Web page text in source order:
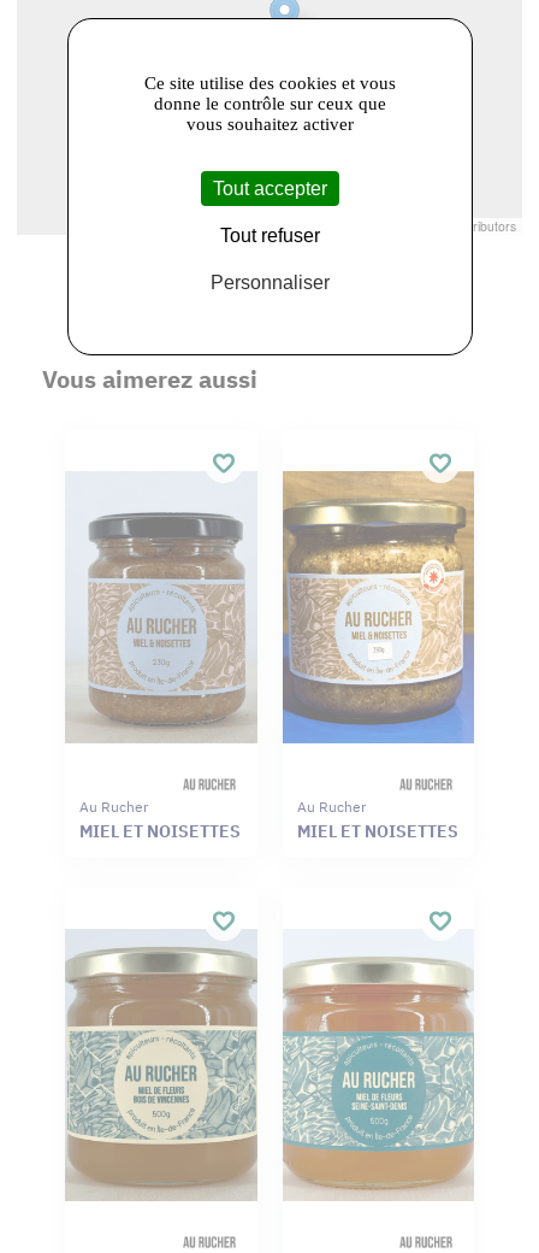
© Openstreetmap France | © contributors
Vous aimerez aussi
Au Rucher
MIEL ET NOISETTES
Au Rucher
MIEL ET NOISETTES
Ce site utilise des cookies et vous
donne le contrôle sur ceux que
vous souhaitez activer
Tout accepter
Tout refuser
Personnaliser